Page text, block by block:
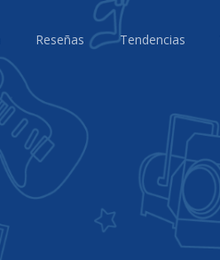
Reseñas Tendencias